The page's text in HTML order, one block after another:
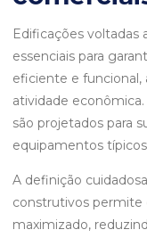
Edificações voltadas
essenciais para
eficiente e funcional,
atividade
são projetados para
equipamentos
A definição
construtivos permite
maximizado,